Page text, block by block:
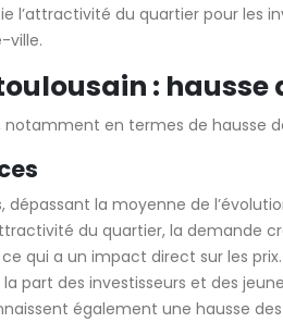
du quartier pour les
ville.
:
en termes de hausse
la moyenne de
du quartier, la demande
qui a un impact direct sur les prix.
des investisseurs et des
également une hausse